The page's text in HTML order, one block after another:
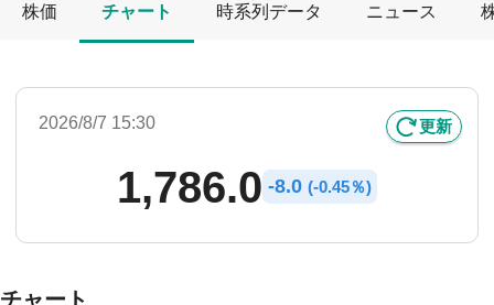
株価 チャート 時系列データ ニュース
2026/8/7 15:30 更新
1,786.0 -8.0 (-0.45％)
チャート